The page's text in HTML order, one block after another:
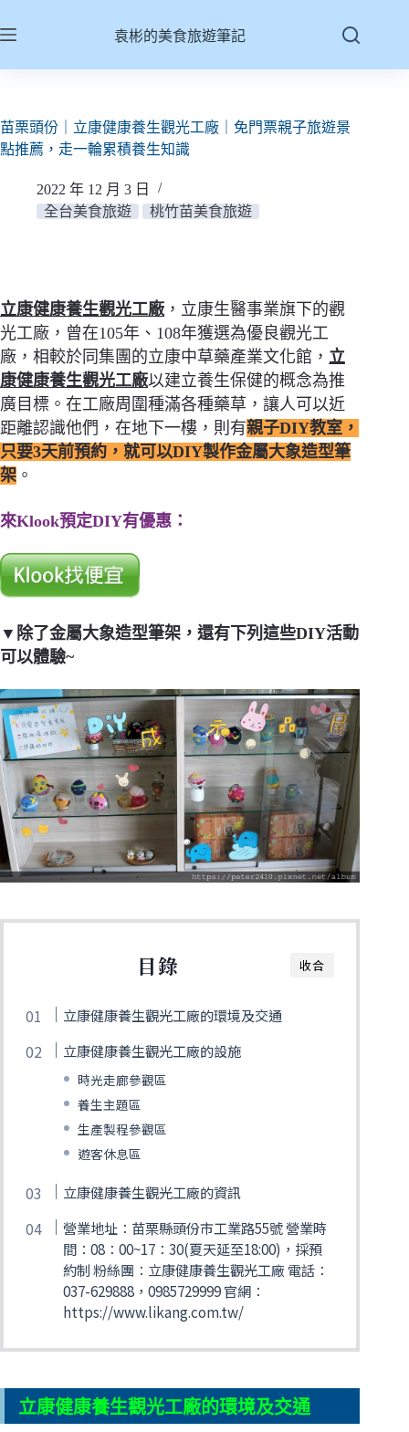
至
容
袁彬的美食旅遊筆記
苗栗頭份｜立康健康養生觀光工廠｜免門票親子旅遊景
點推薦，走一輪累積養生知識
2022 年 12 月 3 日
全台美食旅遊
桃竹苗美食旅遊
立康健康養生觀光工廠，立康生醫事業旗下的觀
光工廠，曾在105年、108年獲選為優良觀光工
廠，相較於同集團的立康中草藥產業文化館， 立
康健康養生觀光工廠以建立養生保健的概念為推
廣目標。在工廠周圍種滿各種藥草，讓人可以近
距離認識他們，在地下一樓，則有親子DIY教室，
只要3天前預約，就可以DIY製作金屬大象造型筆
架 。
來Klook預定DIY有優惠：
▼除了金屬大象造型筆架，還有下列這些DIY活動
可以體驗~
收合
目錄
立康健康養生觀光工廠的環境及交通
立康健康養生觀光工廠的設施
時光走廊參觀區
養生主題區
生產製程參觀區
遊客休息區
立康健康養生觀光工廠的資訊
營業地址：苗栗縣頭份市工業路55號 營業時
間：08：00~17：30(夏天延至18:00)，採預
約制 粉絲團：立康健康養生觀光工廠 電話：
037-629888，0985729999 官網：
https://www.likang.com.tw/
立康健康養生觀光工廠的環境及交通